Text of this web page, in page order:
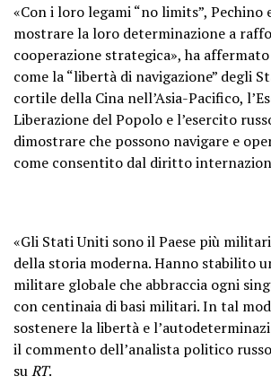
«Con i loro legami “no limits”, Pechino
mostrare la loro determinazione a
cooperazione strategica», ha
come la “libertà di navigazione” degli
cortile della Cina nell’Asia-Pacifico,
Liberazione del Popolo e l’esercito
dimostrare che possono navigare e
come consentito dal diritto
«Gli Stati Uniti sono il Paese più
della storia moderna. Hanno stabilito
militare globale che abbraccia ogni
con centinaia di basi militari. In tal
sostenere la libertà e
il commento dell’analista politico
suRT.